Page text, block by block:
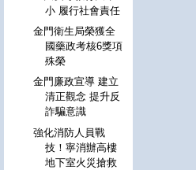
小 履行社會責任
金門衛生局榮獲全
國藥政考核6獎項
殊榮
金門廉政宣導 建立
清正觀念 提升反
詐騙意識
強化消防人員戰
技！寧消辦高樓
地下室火災搶救